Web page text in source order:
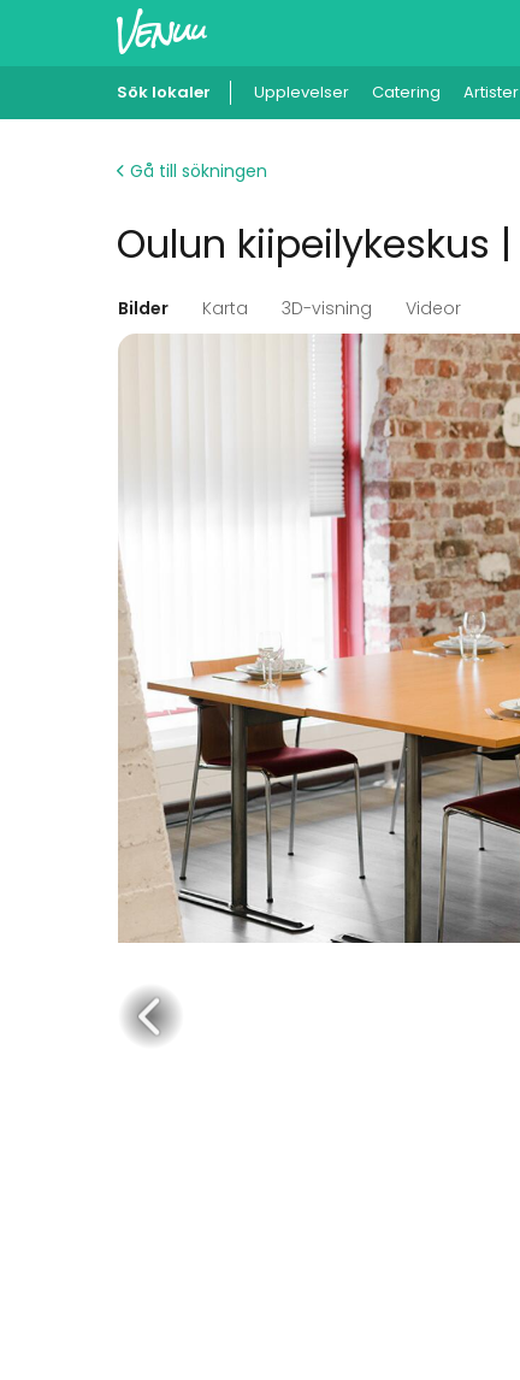
Sök lokaler Upplevelser Catering Artister
Gå till sökningen
Oulun kiipeilykeskus
Bilder Karta 3D-visning Videor